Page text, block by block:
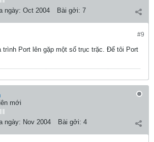
ngày: Oct 2004 Bài gởi: 7
#9
trình Port lên gặp một số trục trặc. Để tôi Port
mới
ngày: Nov 2004 Bài gởi: 4